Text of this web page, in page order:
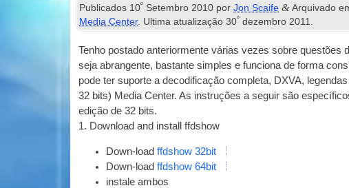
Publicados 10º Setembro 2010 porJon Scaife &Arquivado
Media Center. Ultima atualização30º dezembro 2011.
Tenho postado anteriormente várias vezes sobre
seja abrangente, bastante simples e funciona de forma
pode ter suporte a decodificação completa, DXVA,
32 bits) Media Center. As instruções a seguir são
edição de 32 bits.
1. Down­load and install ffdshow
Down-loadffd­show 32bit
Down-loadffd­show 64bit
instale ambos